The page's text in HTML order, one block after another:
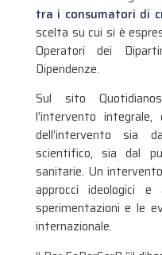
tra i consumatori di
scelta su cui si è
Operatori dei
Dipendenze.
Sul sito
l’intervento
dell’intervento sia
scientifico, sia dal
sanitarie. Un
approcci ideologici
sperimentazioni e le
internazionale.